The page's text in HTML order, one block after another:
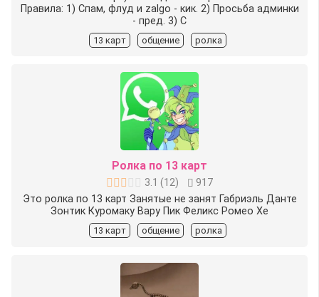
Правила: 1) Спам, флуд и zalgo - кик. 2) Просьба админки
- пред. 3) С
13 карт общение ролка
Ролка по 13 карт
3.1 (12)
917
Это ролка по 13 карт Занятые не занят Габриэль Данте
Зонтик Куромаку Вару Пик Феликс Ромео Хе
13 карт общение ролка